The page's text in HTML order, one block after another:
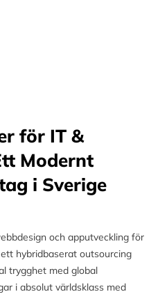
för IT &
Modernt
i Sverige
och apputveckling för
hybridbaserat outsourcing
trygghet med global
i absolut världsklass med